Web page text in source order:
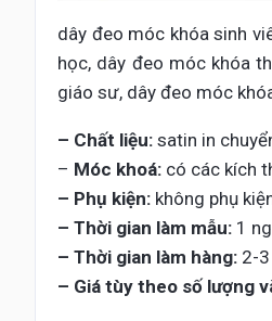
dây đeo móc khóa sinh
học, dây đeo móc khóa
giáo sư, dây đeo móc
– Chất liệu: satin in
– Móc khoá: có các kích
– Phụ kiện: không phụ
– Thời gian làm mẫu: 1
– Thời gian làm hàng: 2-
– Giá tùy theo số lượng